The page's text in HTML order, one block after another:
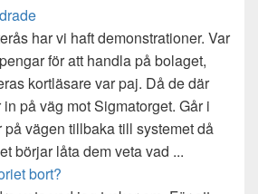
har vi haft demonstrationer. Var
för att handla på bolaget,
kortläsare var paj. Då de där
på väg mot Sigmatorget. Går i
vägen tillbaka till systemet då
börjar låta dem veta vad ...
bort?